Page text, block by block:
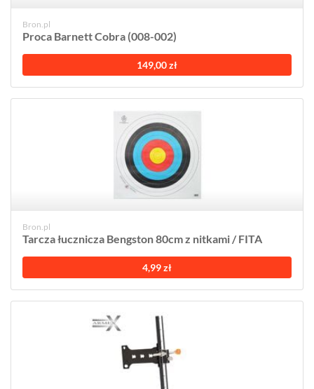
Bron.pl
Proca Barnett Cobra (008-002)
149,00 zł
Bron.pl
Tarcza łucznicza Bengston 80cm z nitkami / FITA
4,99 zł